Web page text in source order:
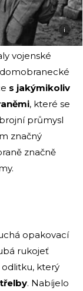
i
vojenské
s jakýmikoliv
, které se
průmysl
značný
značně
opakovací
rukojeť
odlitku, který
. Nabíjelo